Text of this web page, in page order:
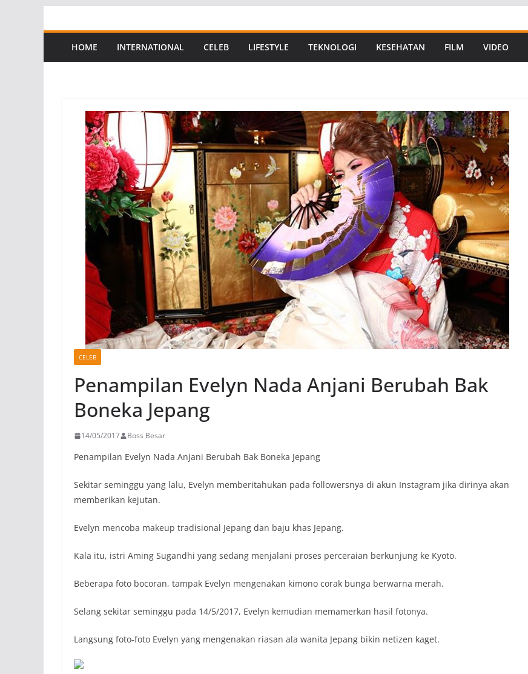
to
contentHOME INTERNATIONAL CELEB LIFESTYLE TEKNOLOGI KESEHATAN FILM VIDEO
CELEB
Penampilan Evelyn Nada Anjani Berubah Bak
Boneka Jepang
14/05/2017 Boss Besar
Penampilan Evelyn Nada Anjani Berubah Bak Boneka Jepang
Sekitar seminggu yang lalu, Evelyn memberitahukan pada followersnya di akun Instagram jika dirinya akan
memberikan kejutan.
Evelyn mencoba makeup tradisional Jepang dan baju khas Jepang.
Kala itu, istri Aming Sugandhi yang sedang menjalani proses perceraian berkunjung ke Kyoto.
Beberapa foto bocoran, tampak Evelyn mengenakan kimono corak bunga berwarna merah.
Selang sekitar seminggu pada 14/5/2017, Evelyn kemudian memamerkan hasil fotonya.
Langsung foto-foto Evelyn yang mengenakan riasan ala wanita Jepang bikin netizen kaget.